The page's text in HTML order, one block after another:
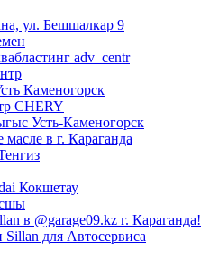
ул. Бешшалкар 9
adv_centr
Каменогорск
CHERY
Усть-Каменогорск
в г. Караганда
Кокшетау
в @garage09.kz г. Караганда!
для Автосервиса